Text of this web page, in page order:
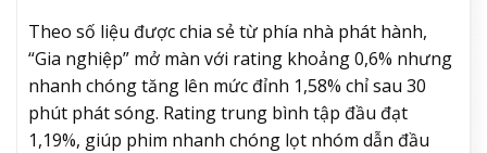
Theo số liệu được chia sẻ từ phía nhà phát hành,
“Gia nghiệp” mở màn với rating khoảng 0,6% nhưng
nhanh chóng tăng lên mức đỉnh 1,58% chỉ sau 30
phút phát sóng. Rating trung bình tập đầu đạt
1,19%, giúp phim nhanh chóng lọt nhóm dẫn đầu